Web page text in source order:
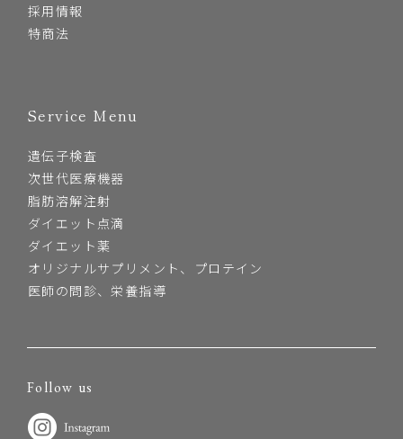
採用情報
特商法
Service Menu
遺伝子検査
次世代医療機器
脂肪溶解注射
ダイエット点滴
ダイエット薬
オリジナルサプリメント、プロテイン
医師の問診、栄養指導
Follow us